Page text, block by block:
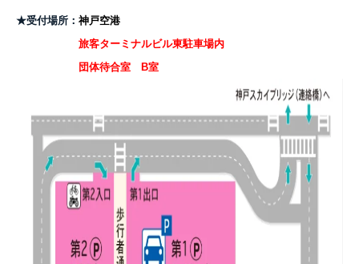
★受付場所： 神戸空港
旅客ターミナルビル東駐車場内
団体待合室 B室